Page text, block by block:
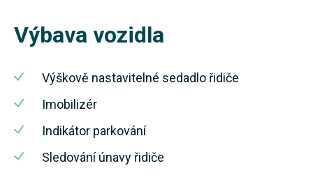
Výbava vozidla
Výškově nastavitelné sedadlo řidiče
Imobilizér
Indikátor parkování
Sledování únavy řidiče